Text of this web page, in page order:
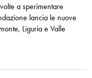
a sperimentare
lancia le nuove
Liguria e Valle